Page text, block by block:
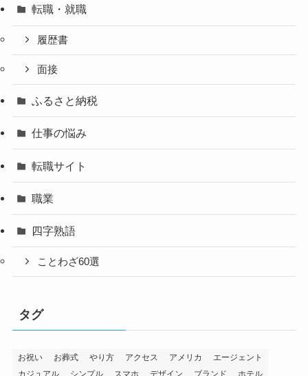
転職・就職
履歴書
面接
ふるさと納税
仕事の悩み
転職サイト
職業
四字熟語
ことわざ60選
タグ
お祝い お葬式 やり方 アクセス アメリカ
エージェント
カジュアル
シンプル スマホ デザイン ブランド ホテル